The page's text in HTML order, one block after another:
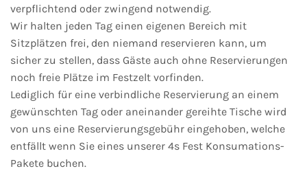
verpflichtend oder zwingend notwendig.
Wir halten jeden Tag einen eigenen Bereich mit
Sitzplätzen frei, den niemand reservieren kann, um
sicher zu stellen, dass Gäste auch ohne Reservierungen
noch freie Plätze im Festzelt vorfinden.
Lediglich für eine verbindliche Reservierung an einem
gewünschten Tag oder aneinander gereihte Tische wird
von uns eine Reservierungsgebühr eingehoben, welche
entfällt wenn Sie eines unserer 4s Fest Konsumations-
Pakete buchen.